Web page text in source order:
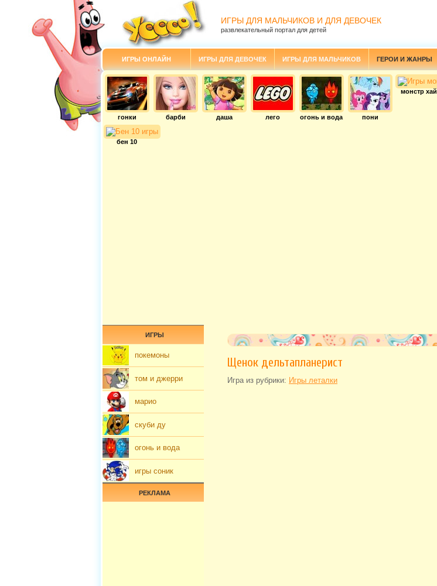
ИГРЫ ДЛЯ МАЛЬЧИКОВ И ДЛЯ ДЕВОЧЕК
развлекательный портал для детей
ИГРЫ ОНЛАЙН ИГРЫ ДЛЯ ДЕВОЧЕК ИГРЫ ДЛЯ МАЛЬЧИКОВ ГЕРОИ И ЖАНРЫ
гонки барби даша лего огонь и вода пони
монстр хай
бен 10
Щенок дельтапланерист
Игра из рубрики: Игры леталки
ИГРЫ
покемоны
том и джерри
марио
скуби ду
огонь и вода
игры соник
РЕКЛАМА